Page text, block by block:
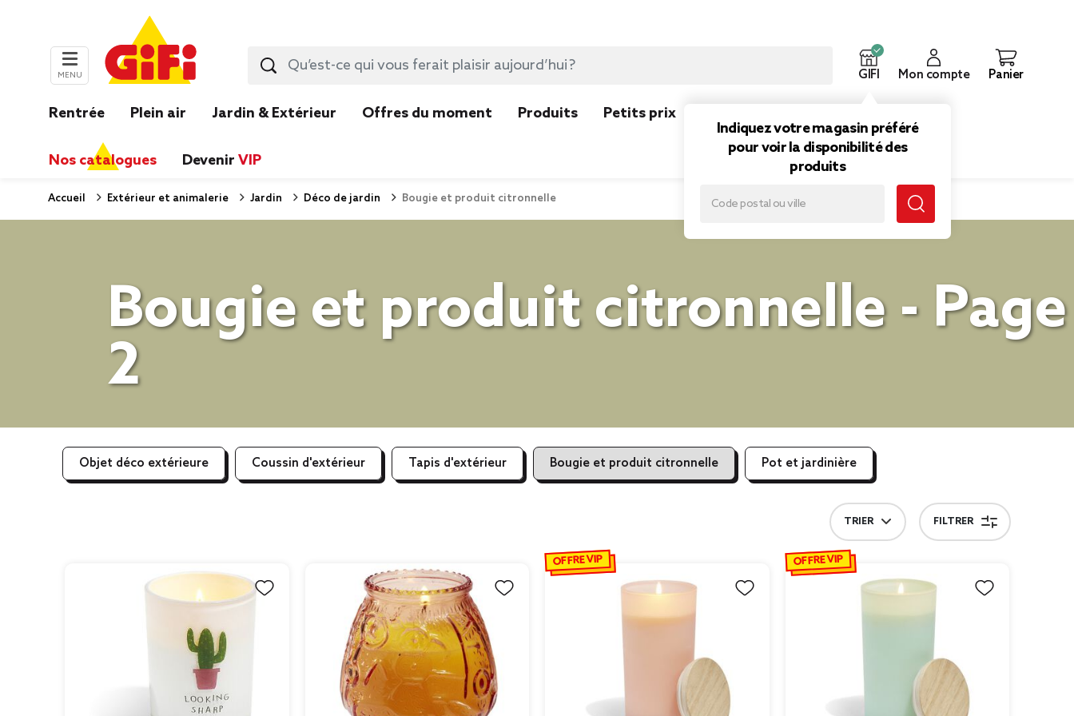
MENU GIFI
Indiquez votre magasin préféré
pour voir la disponibilité des
produits
Mon compte Panier
Rentrée Plein air Jardin & Extérieur Offres du moment Produits Petits prix
Nos catalogues Devenir VIP
Accueil Extérieur et animalerie Jardin Déco de jardin Bougie et produit citronnelle
Bougie et produit citronnelle - Page
2
Objet déco extérieure Coussin d'extérieur Tapis d'extérieur Bougie et produit citronnelle Pot et jardinière
TRIER FILTRER
OFFRE VIP OFFRE VIP